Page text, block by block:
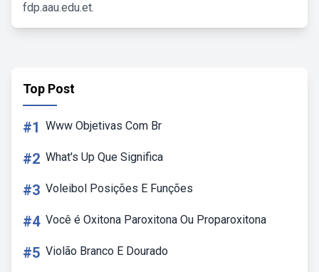
fdp.aau.edu.et.
Top Post
#1 Www Objetivas Com Br
#2 What's Up Que Significa
#3 Voleibol Posições E Funções
#4 Você é Oxitona Paroxitona Ou Proparoxitona
#5 Violão Branco E Dourado